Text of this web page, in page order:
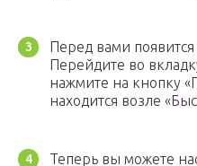
Перед вами
Перейдите во
нажмите на кнопку
находится возле
Теперь вы можете